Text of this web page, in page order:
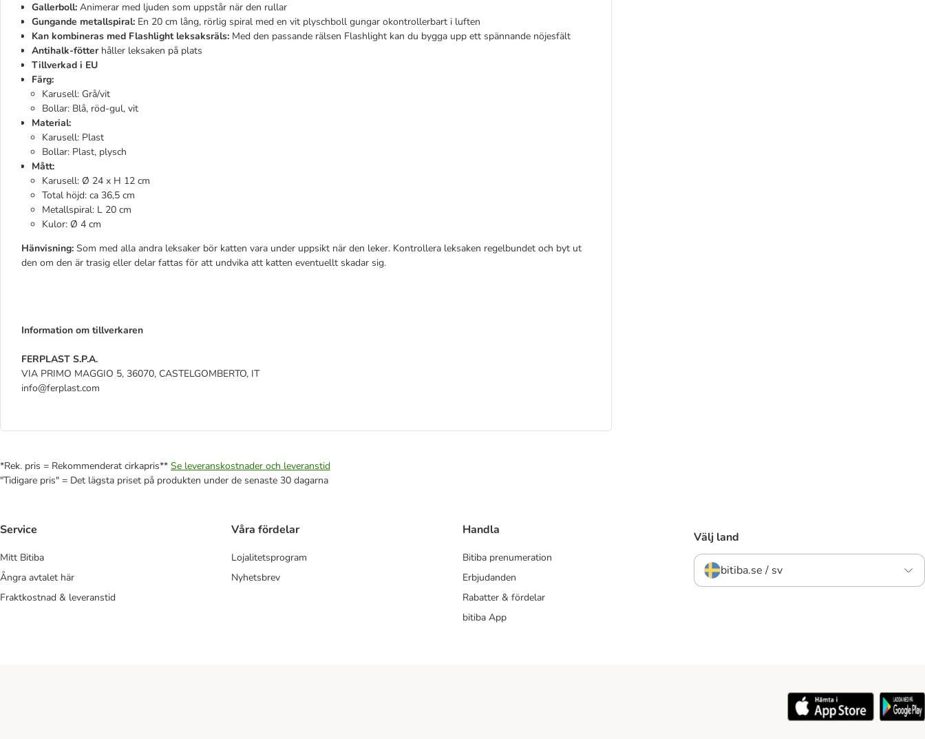
Gallerboll: Animerar med ljuden som uppstår när den rullar
Gungande metallspiral: En 20 cm lång, rörlig spiral med en vit plyschboll gungar okontrollerbart i luften
Kan kombineras med Flashlight leksaksräls: Med den passande rälsen Flashlight kan du bygga upp ett spännande nöjesfält
Antihalk-fötterhåller leksaken på plats
Tillverkad i EU
Färg:
Karusell: Grå/vit
Bollar: Blå, röd-gul, vit
Material:
Karusell: Plast
Bollar: Plast, plysch
Mått:
Karusell: Ø 24 x H 12 cm
Total höjd: ca 36,5 cm
Metallspiral: L 20 cm
Kulor: Ø 4 cm
Hänvisning: Som med alla andra leksaker bör katten vara under uppsikt när den leker. Kontrollera leksaken regelbundet och byt ut
den om den är trasig eller delar fattas för att undvika att katten eventuellt skadar sig.
Information om tillverkaren
FERPLAST S.P.A.
VIA PRIMO MAGGIO 5, 36070, CASTELGOMBERTO, IT
info@ferplast.com
*Rek. pris = Rekommenderat cirkapris** Se leveranskostnader och leveranstid
"Tidigare pris" = Det lägsta priset på produkten under de senaste 30 dagarna
Service
Mitt Bitiba
Ångra avtalet här
Fraktkostnad & leveranstid
Våra fördelar
Lojalitetsprogram
Nyhetsbrev
Handla
Bitiba prenumeration
Erbjudanden
Rabatter & fördelar
bitiba App
Välj land
bitiba.se / sv